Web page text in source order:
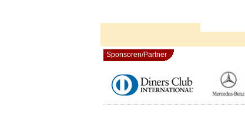
Sponsoren/Partner